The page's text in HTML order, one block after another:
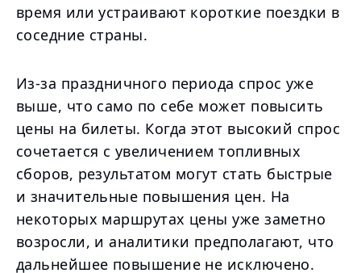
время или устраивают короткие поездки в
соседние страны.
Из-за праздничного периода спрос уже
выше, что само по себе может повысить
цены на билеты. Когда этот высокий спрос
сочетается с увеличением топливных
сборов, результатом могут стать быстрые
и значительные повышения цен. На
некоторых маршрутах цены уже заметно
возросли, и аналитики предполагают, что
дальнейшее повышение не исключено.